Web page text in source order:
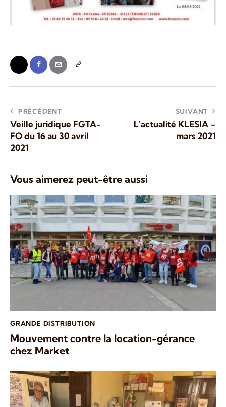
PRÉCÉDENT
Veille juridique FGTA-
FO du 16 au 30 avril
2021
SUIVANT
L’actualité KLESIA –
mars 2021
Vous aimerez peut-être aussi
GRANDE DISTRIBUTION
Mouvement contre la location-gérance
chez Market